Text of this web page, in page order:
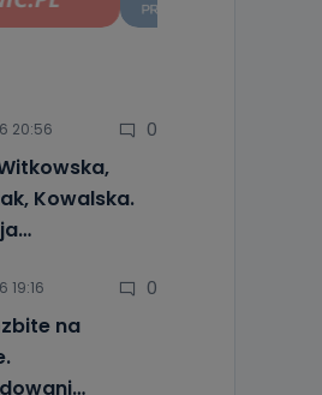
20:56 0
Kowalska.
19:16 0
na